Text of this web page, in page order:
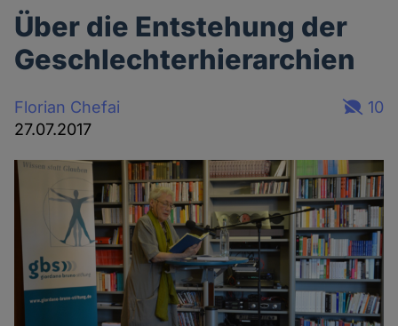
Über die Entstehung der
Geschlechterhierarchien
Florian Chefai
27.07.2017
10